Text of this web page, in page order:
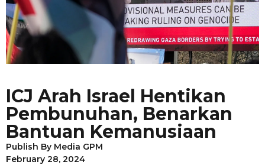
ICJ Arah Israel Hentikan
Pembunuhan, Benarkan
Bantuan Kemanusiaan
Publish By Media GPM
February 28, 2024